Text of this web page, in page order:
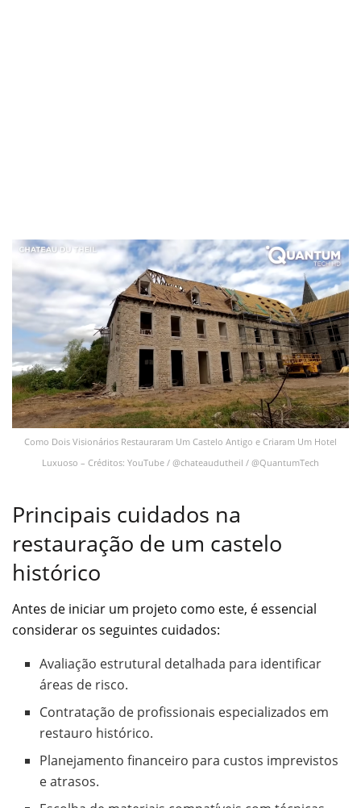
Como Dois Visionários Restauraram Um Castelo Antigo e Criaram Um Hotel
Luxuoso – Créditos: YouTube / @chateaudutheil / @QuantumTech
Principais cuidados na
restauração de um castelo
histórico
Antes de iniciar um projeto como este, é essencial
considerar os seguintes cuidados:
Avaliação estrutural detalhada para identificar
áreas de risco.
Contratação de profissionais especializados em
restauro histórico.
Planejamento financeiro para custos imprevistos
e atrasos.